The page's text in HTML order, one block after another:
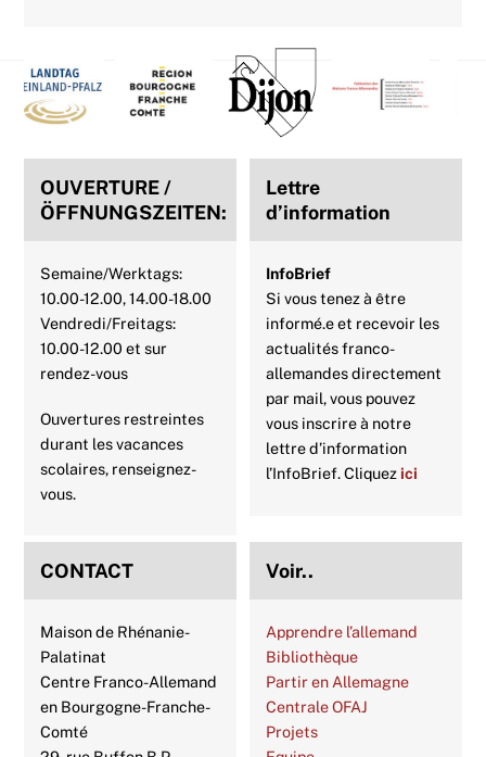
Back
To
Top
OUVERTURE /
ÖFFNUNGSZEITEN:
Semaine/Werktags:
10.00-12.00, 14.00-18.00
Vendredi/Freitags:
10.00-12.00 et sur
rendez-vous
Ouvertures restreintes
durant les vacances
scolaires, renseignez-
vous.
Lettre
d’information
InfoBrief
Si vous tenez à être
informé.e et recevoir les
actualités franco-
allemandes directement
par mail, vous pouvez
vous inscrire à notre
lettre d’information
l’InfoBrief. Cliquezici
CONTACT
Maison de Rhénanie-
Palatinat
Centre Franco-Allemand
en Bourgogne-Franche-
Comté
Voir..
Apprendre l’allemand
Bibliothèque
Partir en Allemagne
Centrale OFAJ
Projets